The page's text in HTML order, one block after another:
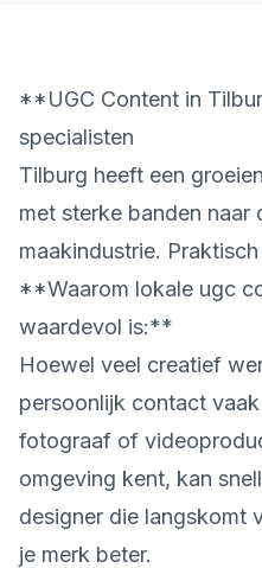
**UGC Content in
specialisten
Tilburg heeft een
met sterke banden naar
maakindustrie.
**Waarom lokale ugc
waardevol is:**
Hoewel veel creatief
persoonlijk contact
fotograaf of
omgeving kent, kan
designer die langskomt
je merk beter.